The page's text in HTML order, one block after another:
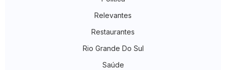
Relevantes
Restaurantes
Rio Grande Do Sul
Saúde